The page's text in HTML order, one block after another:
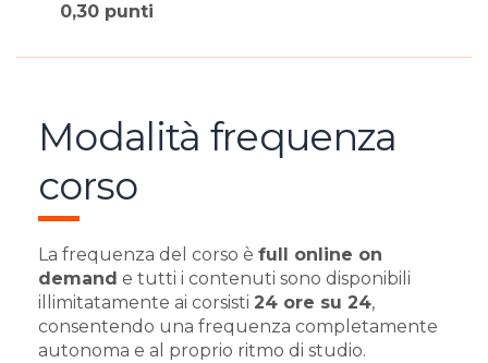
0,30 punti
Modalità frequenza
corso
La frequenza del corso è full online on
demand e tutti i contenuti sono disponibili
illimitatamente ai corsisti 24 ore su 24,
consentendo una frequenza completamente
autonoma e al proprio ritmo di studio.